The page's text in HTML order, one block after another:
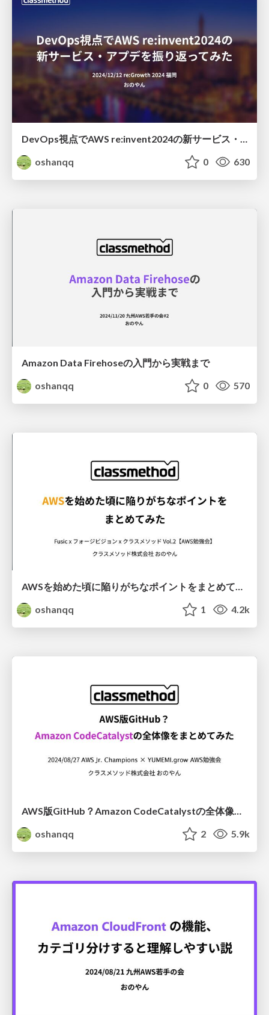
oshanqq
0 630
Amazon Data Firehoseの入門から実戦まで
oshanqq
0 570
AWSを始めた頃に陥りがちなポイントをまとめてみた
oshanqq
1 4.2k
AWS版GitHub？ Amazon CodeCatalystの全体像をまとめてみた
oshanqq
2 5.9k